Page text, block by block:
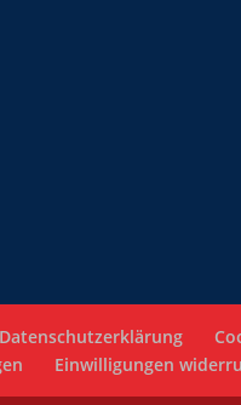
Datenschutzerklärung
Einwilligungen